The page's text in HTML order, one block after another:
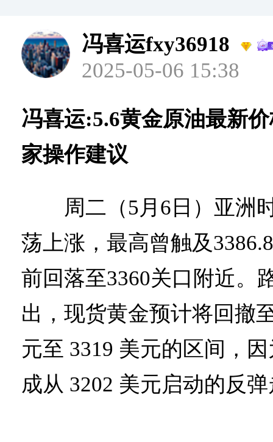
冯喜运fxy36918
2025-05-06 15:38
冯喜运:5.6黄金原油最新
家操作建议
周二（5月6日）亚洲
荡上涨，最高曾触及
前回落至3360关口附近。
出，现货黄金预计将回撤
元至 3319 美元的区间，
成从 3202 美元启动的反